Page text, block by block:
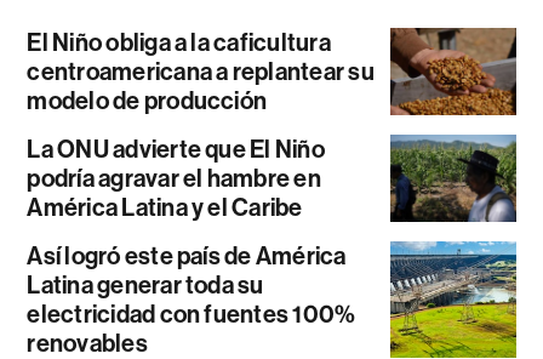
El Niño obliga a la caficultura
centroamericana a replantear su
modelo de producción
La ONU advierte que El Niño
podría agravar el hambre en
América Latina y el Caribe
Así logró este país de América
Latina generar toda su
electricidad con fuentes 100%
renovables